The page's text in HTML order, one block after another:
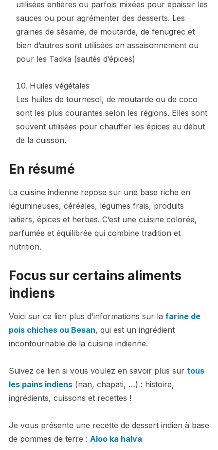
utilisées entières ou parfois mixées pour épaissir les
sauces ou pour agrémenter des desserts. Les
graines de sésame, de moutarde, de fenugrec et
bien d’autres sont utilisées en assaisonnement ou
pour les Tadka (sautés d’épices)
Huiles végétales
Les huiles de tournesol, de moutarde ou de coco
sont les plus courantes selon les régions. Elles sont
souvent utilisées pour chauffer les épices au début
de la cuisson.
En résumé
La cuisine indienne repose sur une base riche en
légumineuses, céréales, légumes frais, produits
laitiers, épices et herbes. C’est une cuisine colorée,
parfumée et équilibrée qui combine tradition et
nutrition.
Focus sur certains aliments
indiens
Voici sur ce lien plus d’informations sur la farine de
pois chiches ou Besan, qui est un ingrédient
incontournable de la cuisine indienne.
Suivez ce lien si vous voulez en savoir plus sur tous
les pains indiens(nan, chapati, …) : histoire,
ingrédients, cuissons et recettes !
Je vous présente une recette de dessert indien à base
de pommes de terre : Aloo ka halva